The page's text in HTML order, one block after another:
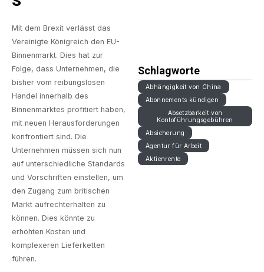
Mit dem Brexit verlässt das
Vereinigte Königreich den EU-
Binnenmarkt. Dies hat zur
Folge, dass Unternehmen, die
bisher vom reibungslosen
Handel innerhalb des
Binnenmarktes profitiert haben,
mit neuen Herausforderungen
konfrontiert sind. Die
Unternehmen müssen sich nun
auf unterschiedliche Standards
und Vorschriften einstellen, um
den Zugang zum britischen
Markt aufrechterhalten zu
können. Dies könnte zu
erhöhten Kosten und
komplexeren Lieferketten
führen.
Schlagworte
Abhängigkeit von China
Abonnements kündigen
Absetzbarkeit von
Kontoführungsgebühren
Absicherung
Agentur für Arbeit
Aktienrente